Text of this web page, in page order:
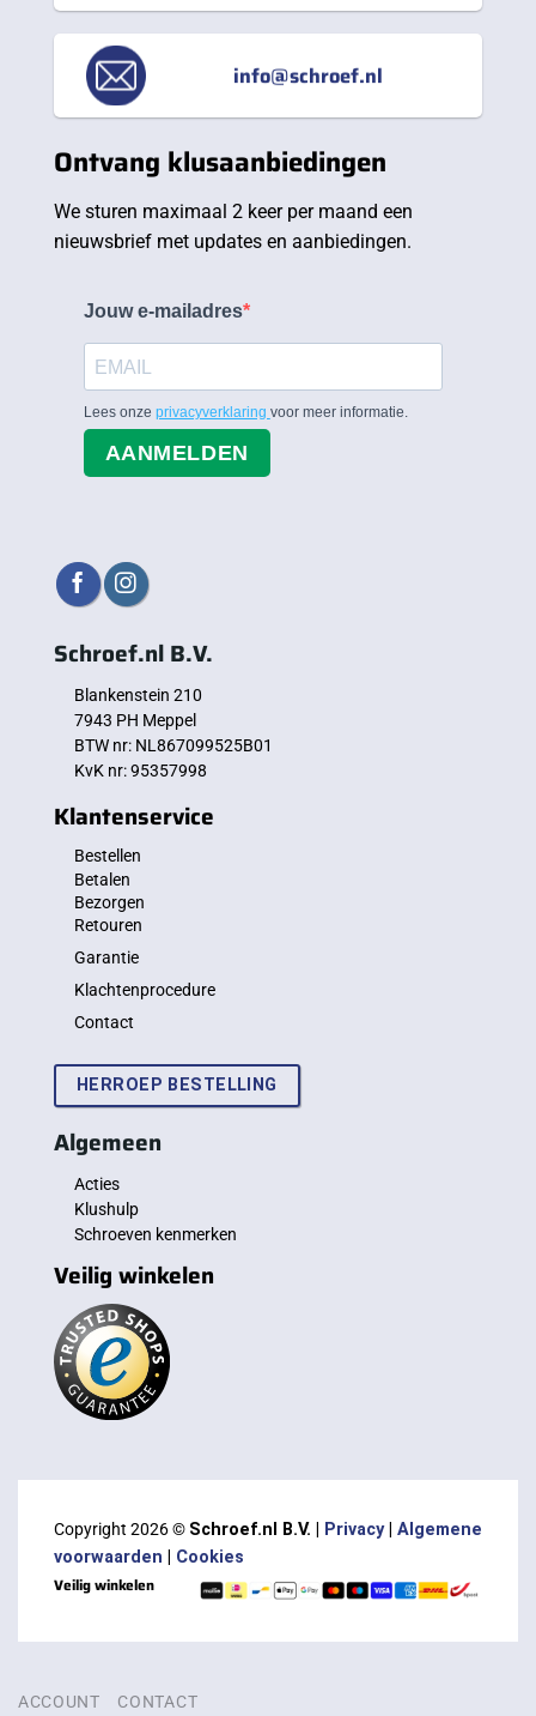
info@schroef.nl
Ontvang klusaanbiedingen
We sturen maximaal 2 keer per maand een
nieuwsbrief met updates en aanbiedingen.
Jouw e-mailadres
Lees onze privacyverklaring voor meer informatie.
AANMELDEN
Schroef.nl B.V.
Blankenstein 210
7943 PH Meppel
BTW nr: NL867099525B01
KvK nr: 95357998
Klantenservice
Bestellen
Betalen
Bezorgen
Retouren
Garantie
Klachtenprocedure
Contact
HERROEP BESTELLING
Algemeen
Acties
Klushulp
Schroeven kenmerken
Veilig winkelen
Copyright 2026 © Schroef.nl B.V. | Privacy| Algemene
voorwaarden
Cookies
Veilig winkelen
ACCOUNT CONTACT